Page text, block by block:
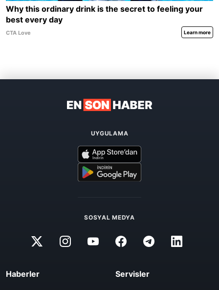
UYGULAMA
SOSYAL MEDYA
Haberler Servisler